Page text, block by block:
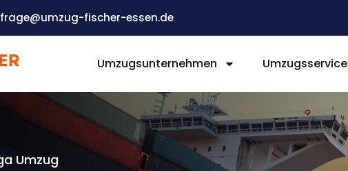
fischer-essen.de
Umzugsunternehmen Umzugsservice
Umzug